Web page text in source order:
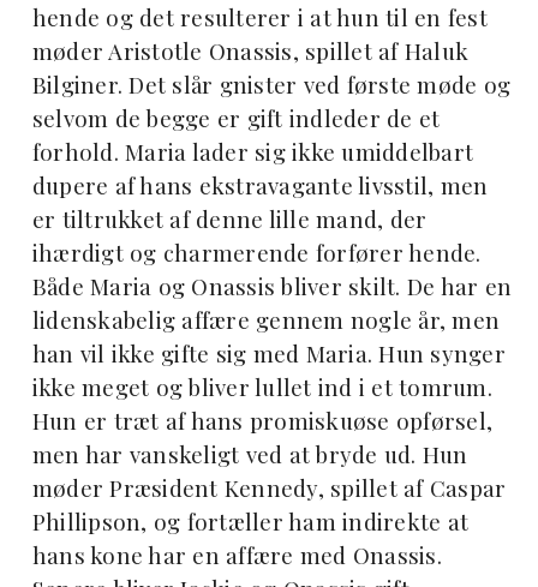
hende og det resulterer i at hun til en fest
møder Aristotle Onassis, spillet af Haluk
Bilginer. Det slår gnister ved første møde og
selvom de begge er gift indleder de et
forhold. Maria lader sig ikke umiddelbart
dupere af hans ekstravagante livsstil, men
er tiltrukket af denne lille mand, der
ihærdigt og charmerende forfører hende.
Både Maria og Onassis bliver skilt. De har en
lidenskabelig affære gennem nogle år, men
han vil ikke gifte sig med Maria. Hun synger
ikke meget og bliver lullet ind i et tomrum.
Hun er træt af hans promiskuøse opførsel,
men har vanskeligt ved at bryde ud. Hun
møder Præsident Kennedy, spillet af Caspar
Phillipson, og fortæller ham indirekte at
hans kone har en affære med Onassis.